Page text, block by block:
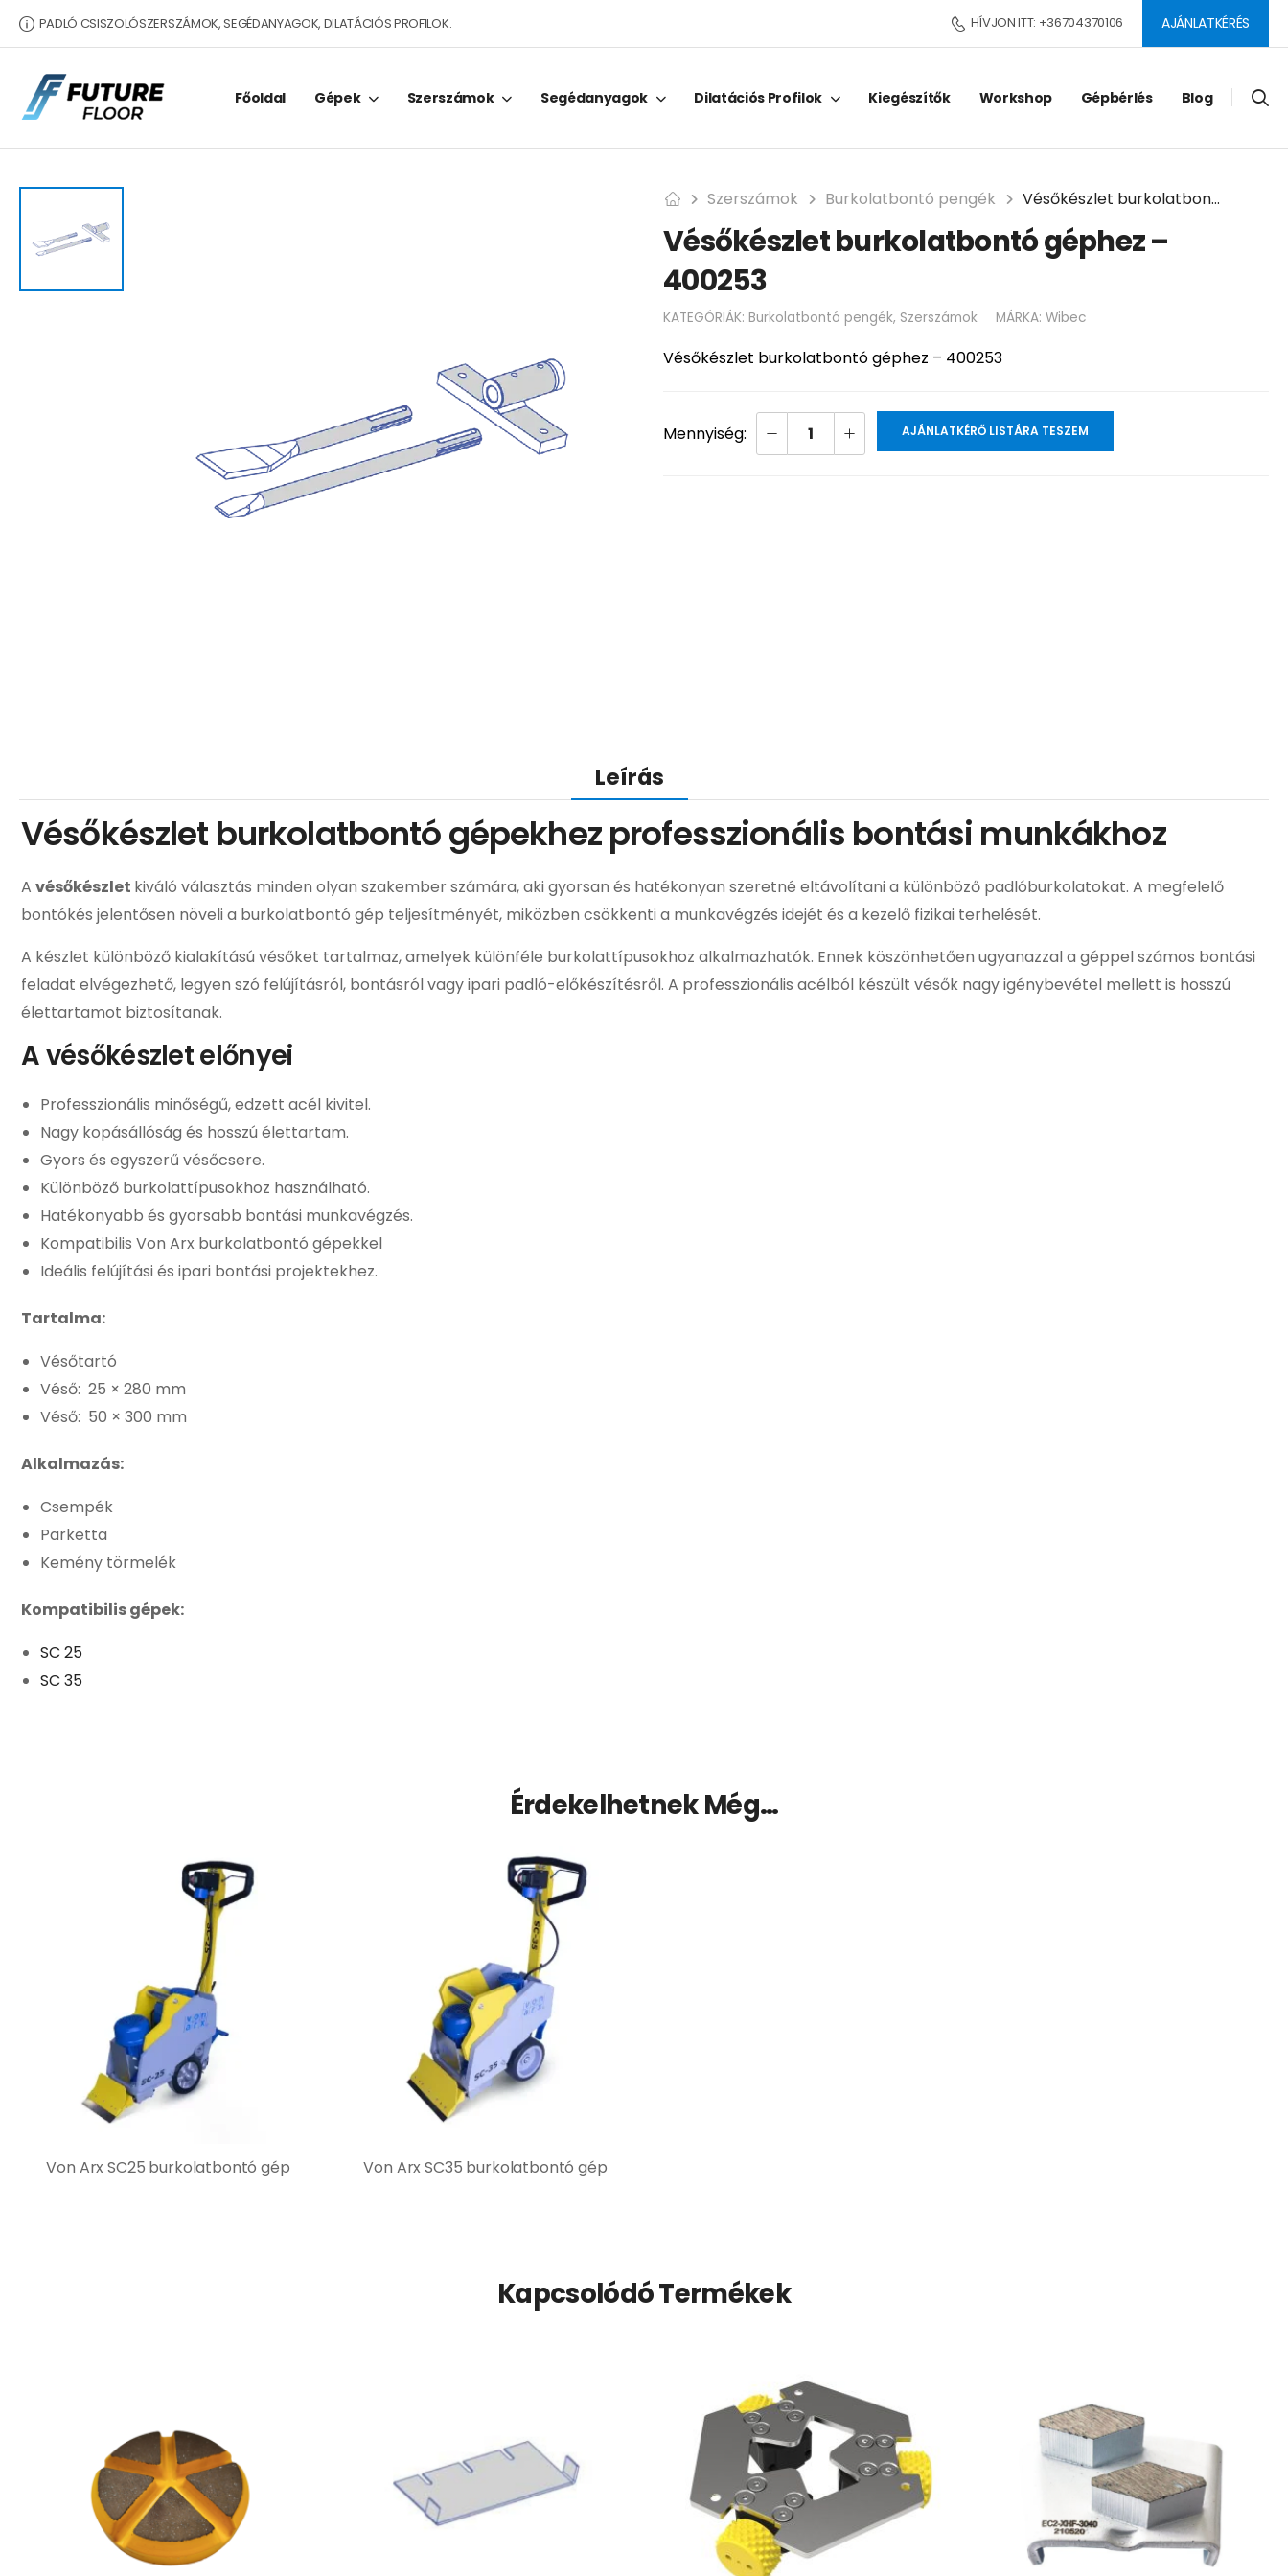
PADLÓ CSISZOLÓSZERSZÁMOK, SEGÉDANYAGOK, DILATÁCIÓS PROFILOK. HÍVJON ITT: +36704370106 AJÁNLATKÉRÉS
Főoldal Gépek Szerszámok Segédanyagok Dilatációs Profilok Kiegészítők Workshop Gépbérlés Blog
Szerszámok Burkolatbontó pengék Vésőkészlet burkolatbontó géphez – 400253
Vésőkészlet burkolatbontó géphez –
400253
KATEGÓRIÁK: Burkolatbontó pengék, Szerszámok MÁRKA: Wibec
Vésőkészlet burkolatbontó géphez – 400253
AJÁNLATKÉRŐ LISTÁRA TESZEM
Leírás
Vésőkészlet burkolatbontó gépekhez professzionális bontási munkákhoz
A vésőkészlet kiváló választás minden olyan szakember számára, aki gyorsan és hatékonyan szeretné eltávolítani a különböző padlóburkolatokat. A megfelelő
bontókés jelentősen növeli a burkolatbontó gép teljesítményét, miközben csökkenti a munkavégzés idejét és a kezelő fizikai terhelését.
A készlet különböző kialakítású vésőket tartalmaz, amelyek különféle burkolattípusokhoz alkalmazhatók. Ennek köszönhetően ugyanazzal a géppel számos bontási
feladat elvégezhető, legyen szó felújításról, bontásról vagy ipari padló-előkészítésről. A professzionális acélból készült vésők nagy igénybevétel mellett is hosszú
élettartamot biztosítanak.
A vésőkészlet előnyei
Professzionális minőségű, edzett acél kivitel.
Nagy kopásállóság és hosszú élettartam.
Gyors és egyszerű vésőcsere.
Különböző burkolattípusokhoz használható.
Hatékonyabb és gyorsabb bontási munkavégzés.
Kompatibilis Von Arx burkolatbontó gépekkel
Ideális felújítási és ipari bontási projektekhez.
Tartalma:
Vésőtartó
Véső: 25 × 280 mm
Véső: 50 × 300 mm
Alkalmazás:
Csempék
Parketta
Kemény törmelék
Kompatibilis gépek:
SC 25
SC 35
Érdekelhetnek Még…
Von Arx SC25 burkolatbontó gép Von Arx SC35 burkolatbontó gép
Kapcsolódó Termékek